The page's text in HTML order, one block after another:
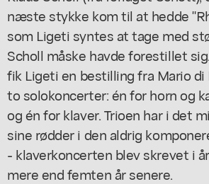
næste stykke kom til at hedde
som Ligeti syntes at tage med
Scholl måske havde forestillet
fik Ligeti en bestilling fra Mario di
to solokoncerter: én for horn og
og én for klaver. Trioen har i det
sine rødder i den aldrig
- klaverkoncerten blev skrevet i
mere end femten år senere.